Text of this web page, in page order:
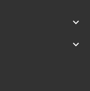
keyboard_arrow_down
keyboard_arrow_down